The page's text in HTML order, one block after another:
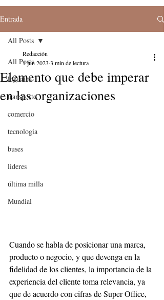
Entrada
All Posts
logistica
transporte
comercio
tecnologia
buses
lideres
última milla
Mundial
All Posts
Elemento que debe imperar
en las organizaciones
Redacción
1 jun 2023 3 min de lectura
Cuando se habla de posicionar una marca,
producto o negocio, y que devenga en la
fidelidad de los clientes, la importancia de la
experiencia del cliente toma relevancia, ya
que de acuerdo con cifras de Super Office,